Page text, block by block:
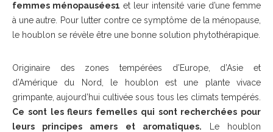
femmes ménopausées1 et leur intensité varie d’une femme
à une autre. Pour lutter contre ce symptôme de la ménopause,
le houblon se révèle être une bonne solution phytothérapique.
Originaire des zones tempérées d’Europe, d’Asie et
d’Amérique du Nord, le houblon est une plante vivace
grimpante, aujourd’hui cultivée sous tous les climats tempérés.
Ce sont les fleurs femelles qui sont recherchées pour
leurs principes amers et aromatiques. Le houblon